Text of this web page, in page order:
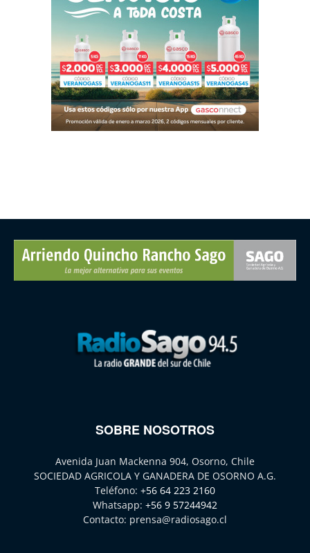
SOBRE NOSOTROS
Avenida Juan Mackenna 904, Osorno, Chile
SOCIEDAD AGRICOLA Y GANADERA DE OSORNO A.G.
Teléfono: +56 64 223 2160
Whatsapp: +56 9 57244942
Contacto: prensa@radiosago.cl